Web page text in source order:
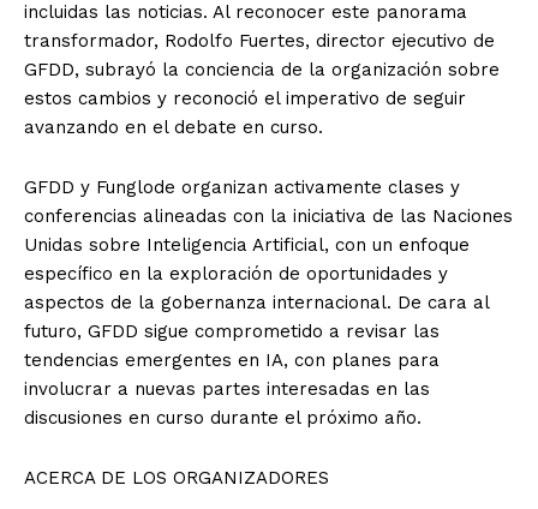
incluidas las noticias. Al reconocer este panorama
transformador, Rodolfo Fuertes, director ejecutivo de
GFDD, subrayó la conciencia de la organización sobre
estos cambios y reconoció el imperativo de seguir
avanzando en el debate en curso.
GFDD y Funglode organizan activamente clases y
conferencias alineadas con la iniciativa de las Naciones
Unidas sobre Inteligencia Artificial, con un enfoque
específico en la exploración de oportunidades y
aspectos de la gobernanza internacional. De cara al
futuro, GFDD sigue comprometido a revisar las
tendencias emergentes en IA, con planes para
involucrar a nuevas partes interesadas en las
discusiones en curso durante el próximo año.
ACERCA DE LOS ORGANIZADORES